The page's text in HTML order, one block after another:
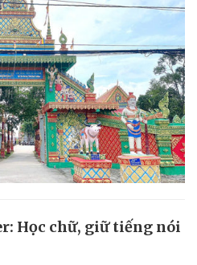
Học chữ, giữ tiếng nói